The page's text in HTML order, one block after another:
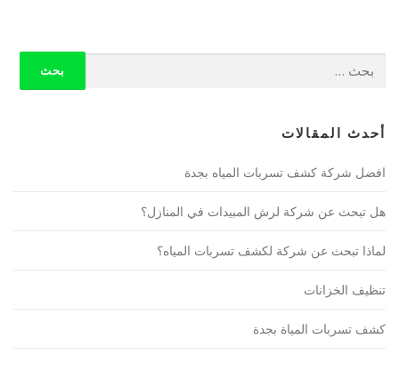
عن:
أحدث المقالات
افضل شركة كشف تسربات المياه بجدة
هل تبحث عن شركة لرش المبيدات في المنازل؟
لماذا تبحث عن شركة لكشف تسربات المياه؟
تنظيف الخزانات
كشف تسربات المياة بجدة